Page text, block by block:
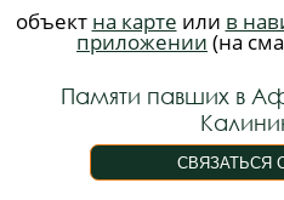
объект на карте или в
приложении (на
Памяти павших в